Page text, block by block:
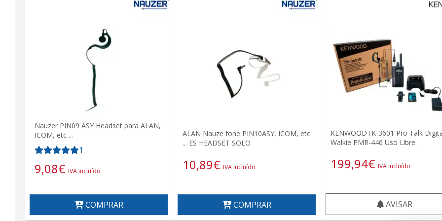
Nauzer PIN09 ASY Headset para ALAN,
ICOM, etc ...
1
9,08€ IVA incluído
COMPRAR
ALAN Nauze fone PIN10ASY, ICOM, etc
... ES HEADSET SOLO
10,89€ IVA incluído
COMPRAR
KENWOODTK-3601 Pro Talk
Walkie PMR-446 Uso Libre.
199,94€ IVA incluído
AVISAR